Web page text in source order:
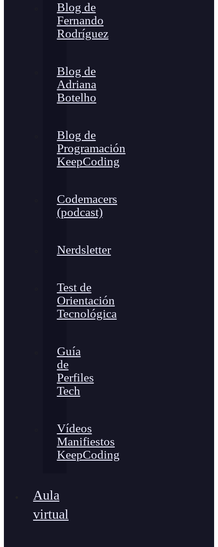
Blog de
Fernando
Rodríguez
Blog de
Adriana
Botelho
Blog de
Programación
KeepCoding
Codemacers
(podcast)
Nerdsletter
Test de
Orientación
Tecnológica
Guía
de
Perfiles
Tech
Vídeos
Manifiestos
KeepCoding
Aula
virtual